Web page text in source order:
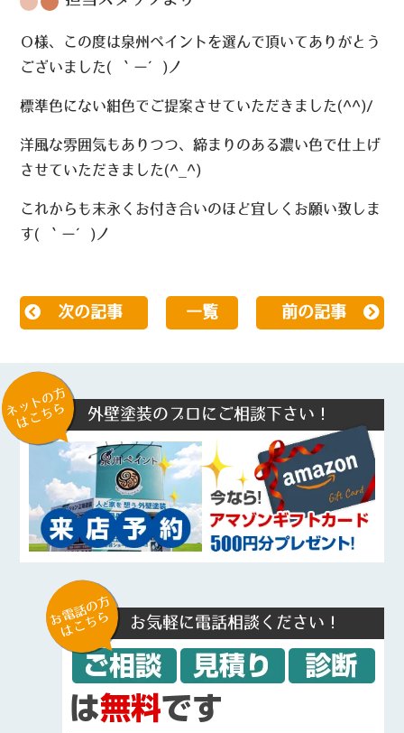
Ｏ様、この度は泉州ペイントを選んで頂いてありがとう
ございました( ｀ー´)ノ
標準色にない紺色でご提案させていただきました(^^)/
洋風な雰囲気もありつつ、締まりのある濃い色で仕上げ
させていただきました(^_^)
これからも末永くお付き合いのほど宜しくお願い致しま
す( ｀ー´)ノ
次の記事 一覧 前の記事
ネットの方
はこちら 外壁塗装のプロにご相談下さい！
お電話の方
はこちら お気軽に電話相談ください！